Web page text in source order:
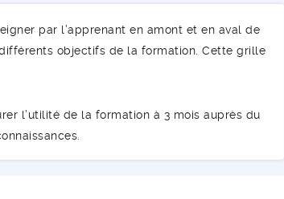
par l’apprenant en amont et en aval de
objectifs de la formation. Cette grille
l’utilité de la formation à 3 mois auprès du